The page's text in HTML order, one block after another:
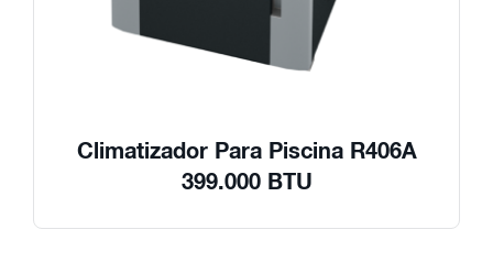
Climatizador Para Piscina R406A
399.000 BTU